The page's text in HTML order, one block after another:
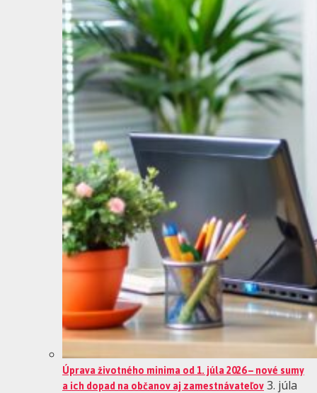
Úprava životného minima od 1. júla 2026 – nové sumy
a ich dopad na občanov aj zamestnávateľov3. júla